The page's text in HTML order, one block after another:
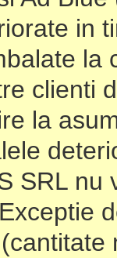
in
la
clienti
la
SRL